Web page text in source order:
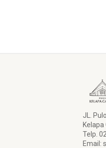
JL.
Telp.
Email: